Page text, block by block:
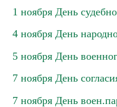
1 ноября День
4 ноября День
5 ноября День
7 ноября День
7 ноября День